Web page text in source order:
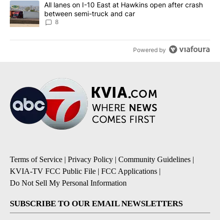
A trending article titled "All lanes on I-10 East at Hawkins open
All lanes on I-10 East at Hawkins open after crash
between semi-truck and car
8
Powered by
Terms of Service | Privacy Policy | Community Guidelines |
KVIA-TV FCC Public File | FCC Applications |
Do Not Sell My Personal Information
SUBSCRIBE TO OUR EMAIL NEWSLETTERS